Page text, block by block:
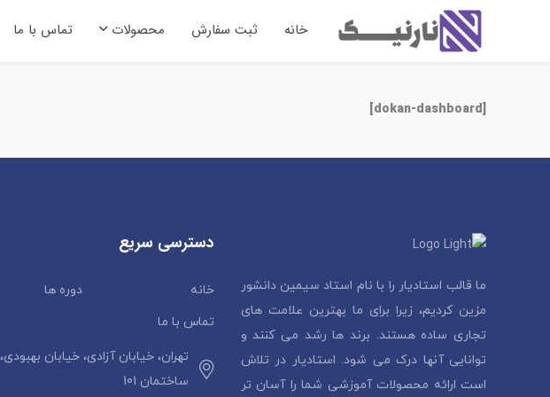
خانه ثبت سفارش محصولات تماس با ما
[dokan-dashboard]
ما قالب استادیار را با نام استاد سیمین دانشور
مزین کردیم، زیرا برای ما بهترین علامت های
تجاری ساده هستند. برند ها رشد می کنند و
توانایی آنها درک می شود. استادیار در تلاش
است ارائه محصولات آموزشی شما را آسان تر
دسترسی سریع
خانه
دوره ها
تماس با ما
تهران، خیابان آزادی، خیابان بهبودی،
ساختمان 101